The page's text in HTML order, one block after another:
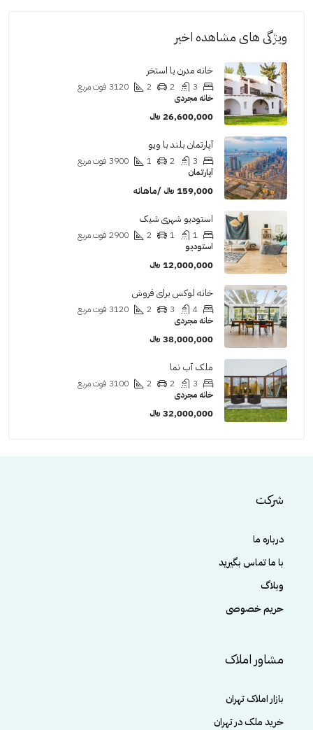
ویژگی های مشاهده اخیر
خانه مدرن با استخر
3
2
2
3120 فوت مربع
خانه مجردی
26,600,000 ﷼
آپارتمان بلند با ویو
3
2
1
3900 فوت مربع
آپارتمان
159,000 ﷼ /ماهانه
استودیو شهری شیک
1
1
2
2900 فوت مربع
استودیو
12,000,000 ﷼
خانه لوکس برای فروش
4
3
2
3120 فوت مربع
خانه مجردی
38,000,000 ﷼
ملک آب نما
3
2
2
3100 فوت مربع
خانه مجردی
32,000,000 ﷼
شرکت
درباره ما
با ما تماس بگیرید
وبلاگ
حریم خصوصی
مشاور املاک
بازار املاک تهران
خرید ملک در تهران